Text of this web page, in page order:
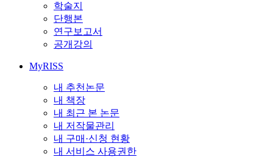
학술지
단행본
연구보고서
공개강의
MyRISS
내 추천논문
내 책장
내 최근 본 논문
내 저작물관리
내 구매·신청 현황
내 서비스 사용권한